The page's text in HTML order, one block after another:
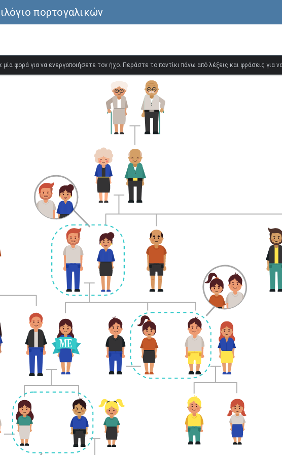
πορτογαλικών
μία φορά για να ενεργοποιήσετε τον ήχο. Περάστε το ποντίκι πάνω από λέξεις και φράσεις για